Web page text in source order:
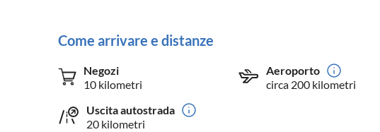
Come arrivare e distanze
Negozi
10 kilometri
Aeroporto
circa 200 kilometri
Uscita autostrada
20 kilometri